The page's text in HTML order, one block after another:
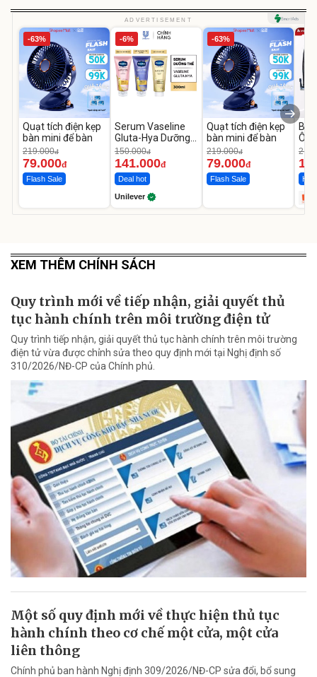
ADVERTISEMENT
-63%
Quạt tích điện kẹp
bàn mini để bàn
219.000đ
79.000đ
Flash Sale
-6%
Serum Vaseline
Gluta-Hya Dưỡng
Da Sáng Mịn Sau 7
Ngày
150.000đ
141.000đ
Deal hot
Unilever
-63%
Quạt tích điện kẹp
bàn mini để bàn
219.000đ
79.000đ
Flash Sale
Ô
Hot
XEM THÊM CHÍNH SÁCH
Quy trình mới về tiếp nhận, giải quyết thủ
tục hành chính trên môi trường điện tử
Quy trình tiếp nhận, giải quyết thủ tục hành chính trên môi trường
điện tử vừa được chỉnh sửa theo quy định mới tại Nghị định số
310/2026/NĐ-CP của Chính phủ.
Một số quy định mới về thực hiện thủ tục
hành chính theo cơ chế một cửa, một cửa
liên thông
Chính phủ ban hành Nghị định 309/2026/NĐ-CP sửa đổi, bổ sung